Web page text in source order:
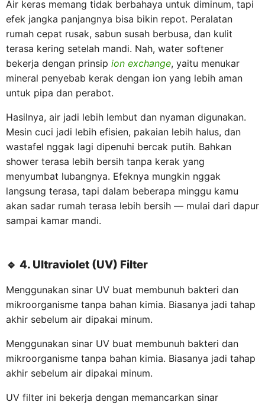
Air keras memang tidak berbahaya untuk diminum, tapi
efek jangka panjangnya bisa bikin repot. Peralatan
rumah cepat rusak, sabun susah berbusa, dan kulit
terasa kering setelah mandi. Nah, water softener
bekerja dengan prinsip ion exchange, yaitu menukar
mineral penyebab kerak dengan ion yang lebih aman
untuk pipa dan perabot.
Hasilnya, air jadi lebih lembut dan nyaman digunakan.
Mesin cuci jadi lebih efisien, pakaian lebih halus, dan
wastafel nggak lagi dipenuhi bercak putih. Bahkan
shower terasa lebih bersih tanpa kerak yang
menyumbat lubangnya. Efeknya mungkin nggak
langsung terasa, tapi dalam beberapa minggu kamu
akan sadar rumah terasa lebih bersih — mulai dari dapur
sampai kamar mandi.
🔹 4. Ultraviolet (UV) Filter
Menggunakan sinar UV buat membunuh bakteri dan
mikroorganisme tanpa bahan kimia. Biasanya jadi tahap
akhir sebelum air dipakai minum.
Menggunakan sinar UV buat membunuh bakteri dan
mikroorganisme tanpa bahan kimia. Biasanya jadi tahap
akhir sebelum air dipakai minum.
UV filter ini bekerja dengan memancarkan sinar